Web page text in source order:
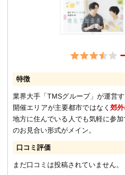
特徴
業界大手「TMSグループ」が運営
開催エリアが主要都市ではなく郊
地方に住んでいる人でも気軽に参
のお見合い形式がメイン。
口コミ評価
まだ口コミは投稿されていません。